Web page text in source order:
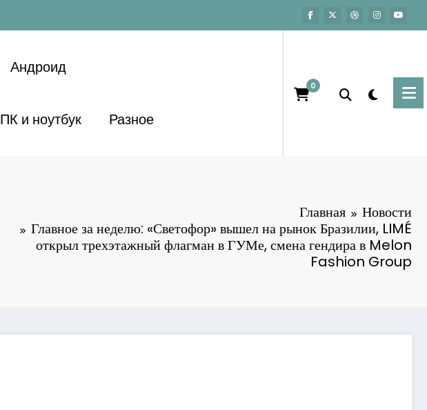
Андроид
ПК и ноутбук Разное
0
Главная
Новости
Главное за неделю: «Светофор» вышел на рынок Бразилии, LIMÉ
открыл трехэтажный флагман в ГУМе, смена гендира в Melon
Fashion Group